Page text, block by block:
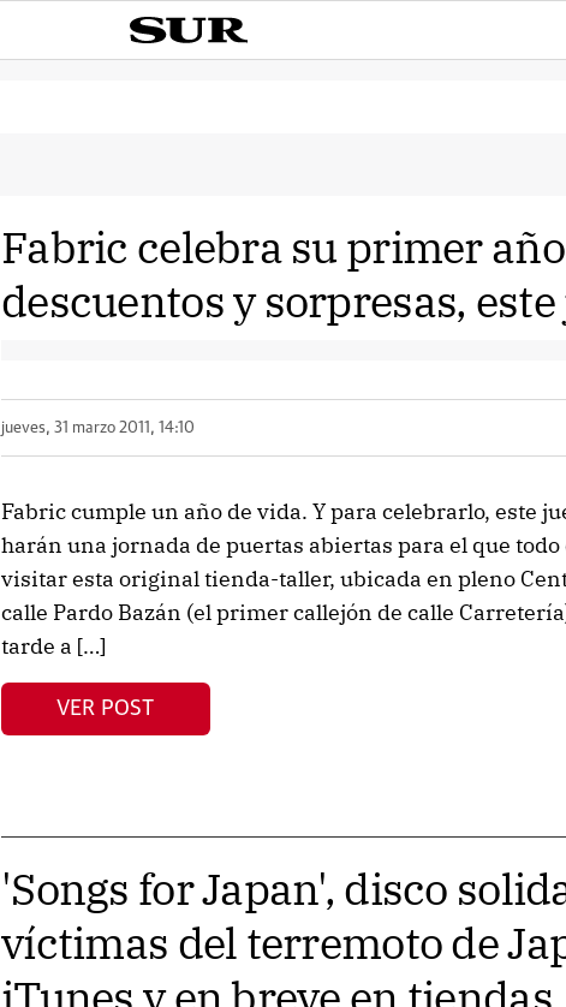
Fabric celebra su primer
descuentos y sorpresas,
jueves, 31 marzo 2011, 14:10
Fabric cumple un año de vida. Y para celebrarlo, este
harán una jornada de puertas abiertas para el que
visitar esta original tienda-taller, ubicada en pleno
calle Pardo Bazán (el primer callejón de calle
tarde a […]
VER POST
'Songs for Japan', disco
víctimas del terremoto de